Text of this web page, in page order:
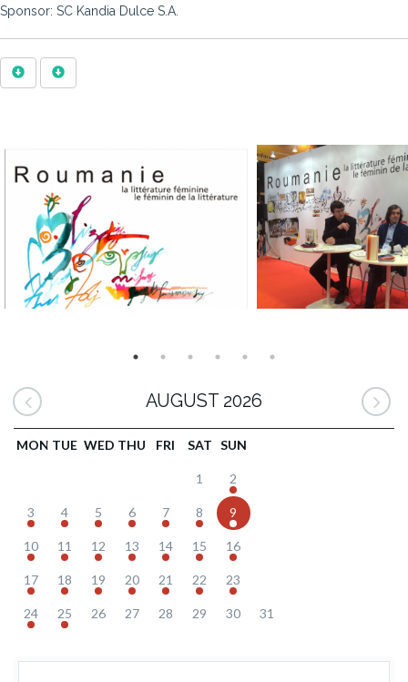
Sponsor: SC Kandia Dulce S.A.
AUGUST 2026
MON TUE WED THU FRI SAT SUN
1 2
3 4 5 6 7 8 9
10 11 12 13 14 15 16
17 18 19 20 21 22 23
24 25 26 27 28 29 30 31